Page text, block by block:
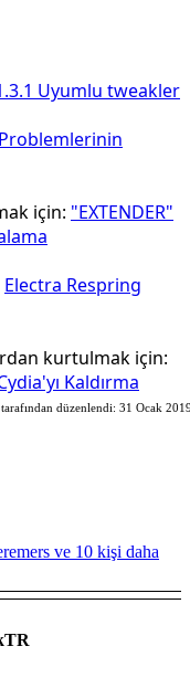
Uyumlu tweakler
için: "EXTENDER"
Electra Respring
kurtulmak için:
Kaldırma
düzenlendi: 31 Ocak
ve 10 kişi daha